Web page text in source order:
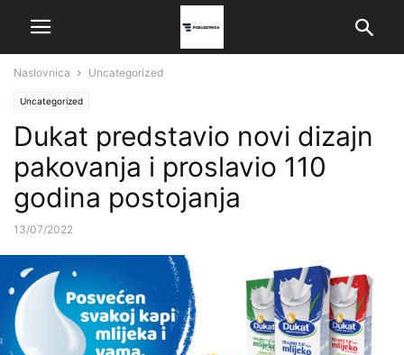
Naslovnica Uncategorized
Uncategorized
Dukat predstavio novi dizajn
pakovanja i proslavio 110
godina postojanja
13/07/2022